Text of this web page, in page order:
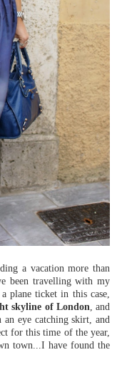
a vacation more than
been travelling with my
plane ticket in this case,
skyline of London, and
eye catching skirt, and
for this time of the year,
town...I have found the